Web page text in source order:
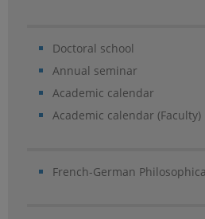
Doctoral school
Annual seminar
Academic calendar
Academic calendar (Faculty)
French-German